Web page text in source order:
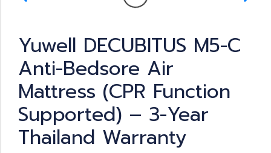
Yuwell DECUBITUS M5-C
Anti-Bedsore Air
Mattress (CPR Function
Supported) – 3-Year
Thailand Warranty